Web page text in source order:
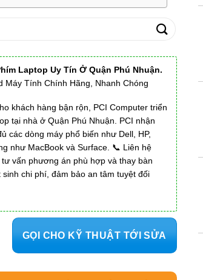
Laptop Uy Tín Ở Quận Phú Nhuận.
Máy Tính Chính Hãng, Nhanh Chóng
khách hàng bận rộn, PCI Computer triển
tại nhà ở Quận Phú Nhuận. PCI nhận
các dòng máy phổ biến như Dell, HP,
như MacBook và Surface. 📞 Liên hệ
vấn phương án phù hợp và thay bàn
chi phí, đảm bảo an tâm tuyệt đối
GỌI CHO KỸ THUẬT TỚI SỬA